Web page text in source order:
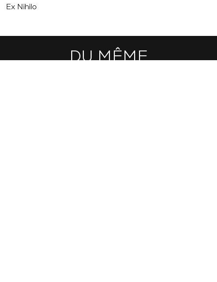
Ex Nihilo
DU MÊME